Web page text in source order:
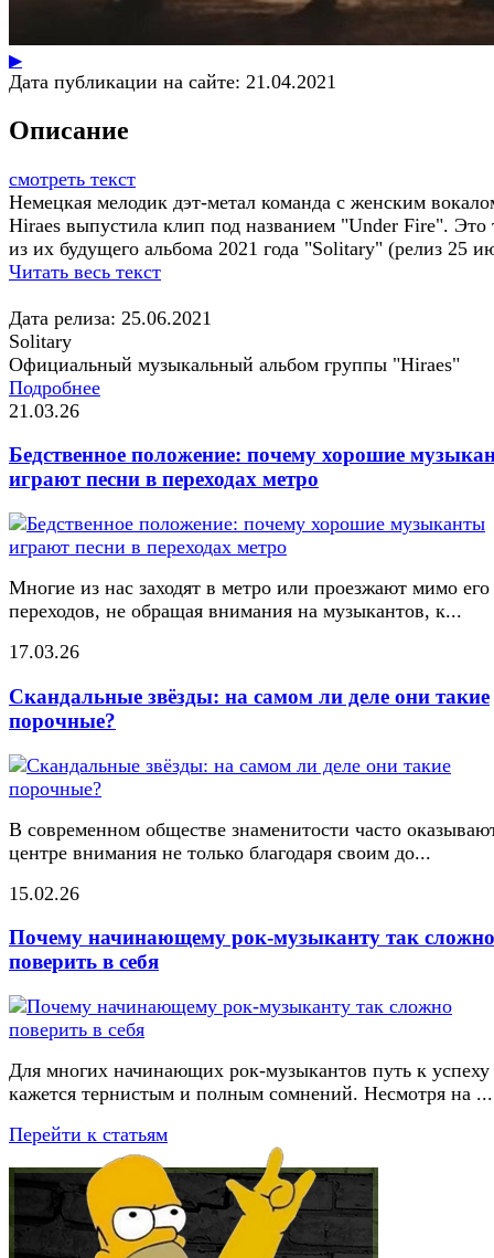
▶
Дата публикации на сайте: 21.04.2021
Описание
смотреть текст
Немецкая мелодик дэт-метал команда с женским
Hiraes выпустила клип под названием "Under Fire". Это
из их будущего альбома 2021 года "Solitary" (релиз 25
Читать весь текст
Дата релиза: 25.06.2021
Solitary
Официальный музыкальный альбом группы "Hiraes"
Подробнее
21.03.26
Бедственное положение: почему хорошие
играют песни в переходах метро
Многие из нас заходят в метро или проезжают мимо его
переходов, не обращая внимания на музыкантов, к...
17.03.26
Скандальные звёзды: на самом ли деле они такие
порочные?
В современном обществе знаменитости часто
центре внимания не только благодаря своим до...
15.02.26
Почему начинающему рок-музыканту так сложно
поверить в себя
Для многих начинающих рок-музыкантов путь к успеху
кажется тернистым и полным сомнений. Несмотря на ...
Перейти к статьям